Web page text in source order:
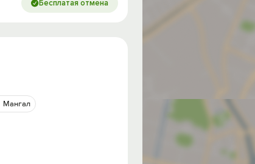
Бесплатая отмена
Мангал